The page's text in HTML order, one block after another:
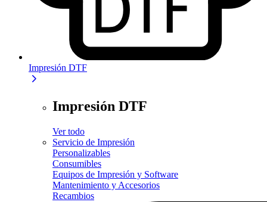
Impresión DTF
Impresión DTF
Ver todo
Servicio de Impresión
Personalizables
Consumibles
Equipos de Impresión y Software
Mantenimiento y Accesorios
Recambios